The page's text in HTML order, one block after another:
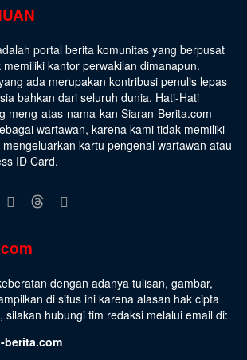
portal berita komunitas yang berpusat
kantor perwakilan dimanapun.
ada merupakan kontribusi penulis lepas
bahkan dari seluruh dunia. Hati-Hati
meng-atas-nama-kan Siaran-Berita.com
wartawan, karena kami tidak memiliki
kartu pengenal wartawan atau
ID Card.
dengan adanya tulisan, gambar,
di situs ini karena alasan hak cipta
silakan hubungi tim redaksi melalui email di:
berita.com